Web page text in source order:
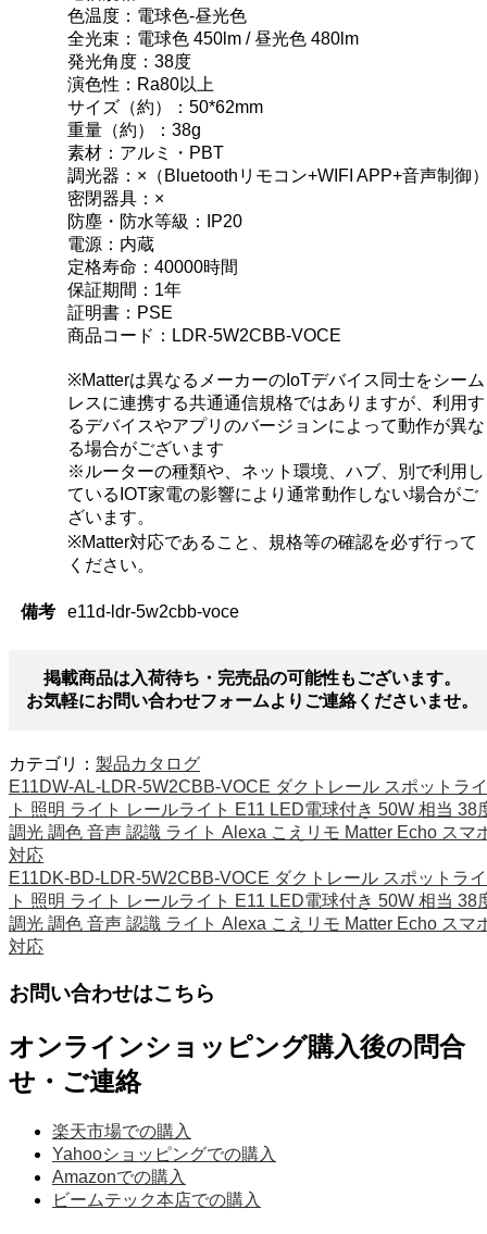
色温度：電球色-昼光色
全光束：電球色 450lm / 昼光色 480lm
発光角度：38度
演色性：Ra80以上
サイズ（約）：50*62mm
重量（約）：38g
素材：アルミ・PBT
調光器：×（Bluetoothリモコン+WIFI APP+音声制御
密閉器具：×
防塵・防水等級：IP20
電源：内蔵
定格寿命：40000時間
保証期間：1年
証明書：PSE
商品コード：LDR-5W2CBB-VOCE
※Matterは異なるメーカーのIoTデバイス同士をシーム
レスに連携する共通通信規格ではありますが、利用す
るデバイスやアプリのバージョンによって動作が異な
る場合がございます
※ルーターの種類や、ネット環境、ハブ、別で利用し
ているIOT家電の影響により通常動作しない場合がご
ざいます。
※Matter対応であること、規格等の確認を必ず行って
ください。
備考 e11d-ldr-5w2cbb-voce
掲載商品は入荷待ち・完売品の可能性もございます。
お気軽にお問い合わせフォームよりご連絡くださいませ。
カテゴリ： 製品カタログ
E11DW-AL-LDR-5W2CBB-VOCE ダクトレール スポットライ
ト 照明 ライト レールライト E11 LED電球付き 50W 相当 38
調光 調色 音声 認識 ライト Alexa こえリモ Matter Echo スマ
対応
E11DK-BD-LDR-5W2CBB-VOCE ダクトレール スポットライ
ト 照明 ライト レールライト E11 LED電球付き 50W 相当 38
調光 調色 音声 認識 ライト Alexa こえリモ Matter Echo スマ
対応
お問い合わせはこちら
オンラインショッピング購入後の問合
せ・ご連絡
楽天市場での購入
Yahooショッピングでの購入
Amazonでの購入
ビームテック本店での購入